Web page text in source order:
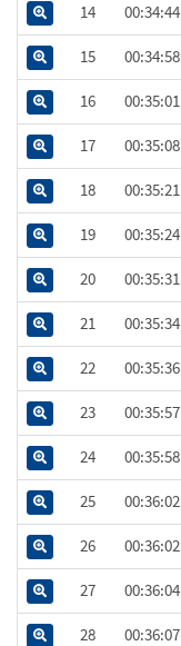
14 00:34:44
15 00:34:58
16 00:35:01
17 00:35:08
18 00:35:21
19 00:35:24
20 00:35:31
21 00:35:34
22 00:35:36
23 00:35:57
24 00:35:58
25 00:36:02
26 00:36:02
27 00:36:04
28 00:36:07